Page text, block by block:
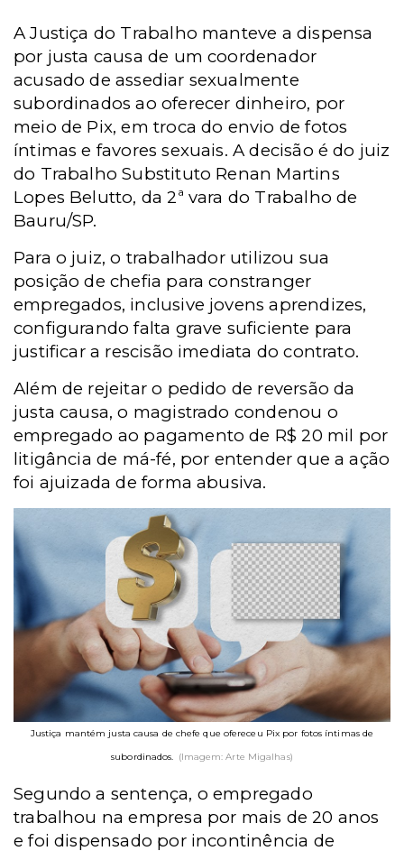
A Justiça do Trabalho manteve a dispensa
por justa causa de um coordenador
acusado de assediar sexualmente
subordinados ao oferecer dinheiro, por
meio de Pix, em troca do envio de fotos
íntimas e favores sexuais. A decisão é do juiz
do Trabalho Substituto Renan Martins
Lopes Belutto, da 2ª vara do Trabalho de
Bauru/SP.
Para o juiz, o trabalhador utilizou sua
posição de chefia para constranger
empregados, inclusive jovens aprendizes,
configurando falta grave suficiente para
justificar a rescisão imediata do contrato.
Além de rejeitar o pedido de reversão da
justa causa, o magistrado condenou o
empregado ao pagamento de R$ 20 mil por
litigância de má-fé, por entender que a ação
foi ajuizada de forma abusiva.
Justiça mantém justa causa de chefe que ofereceu Pix por fotos íntimas de
subordinados. (Imagem: Arte Migalhas)
Segundo a sentença, o empregado
trabalhou na empresa por mais de 20 anos
e foi dispensado por incontinência de